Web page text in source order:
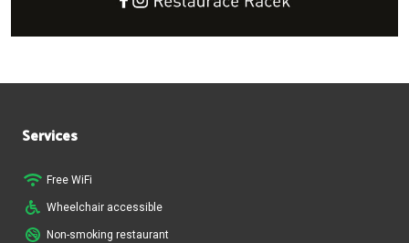
Services
Free WiFi
Wheelchair accessible
Non-smoking restaurant